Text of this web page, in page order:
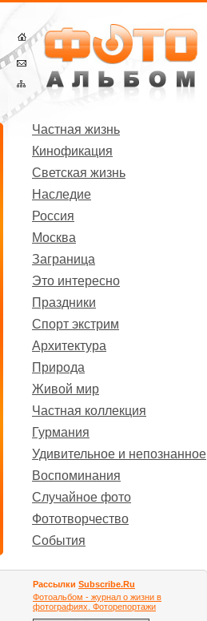
Частная жизнь
Кинофикация
Светская жизнь
Наследие
Россия
Москва
Заграница
Это интересно
Праздники
Спорт экстрим
Архитектура
Природа
Живой мир
Частная коллекция
Гурмания
Удивительное и непознанное
Воспоминания
Случайное фото
Фототворчество
События
Рассылки Subscribe.Ru
Фотоальбом - журнал о жизни в
фотографиях. Фоторепортажи